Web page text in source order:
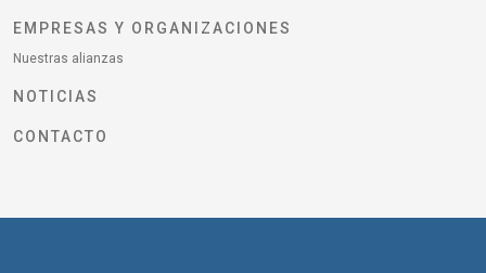
EMPRESAS Y ORGANIZACIONES
Nuestras alianzas
NOTICIAS
CONTACTO